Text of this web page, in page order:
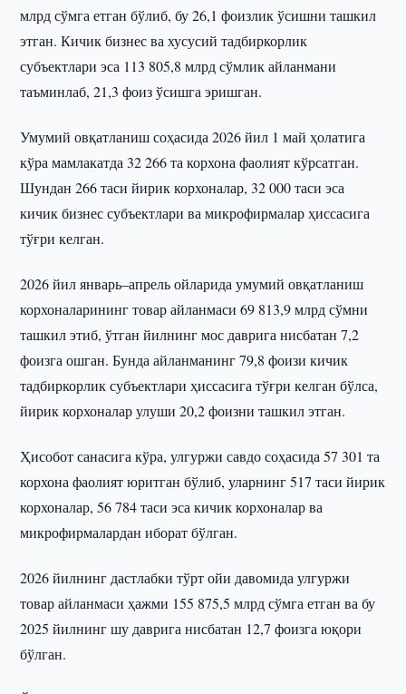
млрд сўмга етган бўлиб, бу 26,1 фоизлик ўсишни ташкил
этган. Кичик бизнес ва хусусий тадбиркорлик
субъектлари эса 113 805,8 млрд сўмлик айланмани
таъминлаб, 21,3 фоиз ўсишга эришган.
Умумий овқатланиш соҳасида 2026 йил 1 май ҳолатига
кўра мамлакатда 32 266 та корхона фаолият кўрсатган.
Шундан 266 таси йирик корхоналар, 32 000 таси эса
кичик бизнес субъектлари ва микрофирмалар ҳиссасига
тўғри келган.
2026 йил январь–апрель ойларида умумий овқатланиш
корхоналарининг товар айланмаси 69 813,9 млрд сўмни
ташкил этиб, ўтган йилнинг мос даврига нисбатан 7,2
фоизга ошган. Бунда айланманинг 79,8 фоизи кичик
тадбиркорлик субъектлари ҳиссасига тўғри келган бўлса,
йирик корхоналар улуши 20,2 фоизни ташкил этган.
Ҳисобот санасига кўра, улгуржи савдо соҳасида 57 301 та
корхона фаолият юритган бўлиб, уларнинг 517 таси йирик
корхоналар, 56 784 таси эса кичик корхоналар ва
микрофирмалардан иборат бўлган.
2026 йилнинг дастлабки тўрт ойи давомида улгуржи
товар айланмаси ҳажми 155 875,5 млрд сўмга етган ва бу
2025 йилнинг шу даврига нисбатан 12,7 фоизга юқори
бўлган.